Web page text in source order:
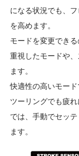
になる状況でも、
を高めます。
モードを変更でき
重視したモードや
ます。
快適性の高いモー
ツーリングでも疲
では、手動でセッ
ます。